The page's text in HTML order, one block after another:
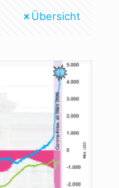
Übersicht